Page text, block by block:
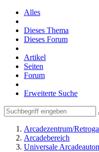
Alles
Dieses Thema
Dieses Forum
Artikel
Seiten
Forum
Erweiterte Suche
Arcadezentrum/
Arcadebereich
Universale